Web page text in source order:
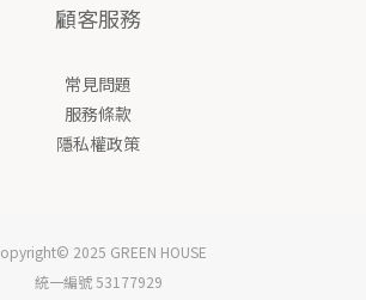
顧客服務
常見問題
服務條款
隱私權政策
2025 GREEN HOUSE
統一編號 53177929